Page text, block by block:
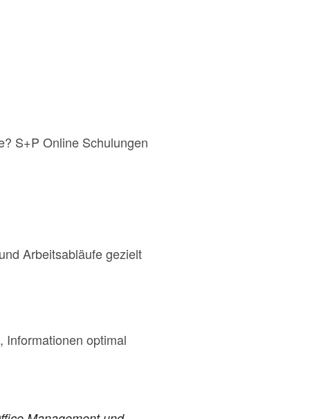
S+P Online Schulungen
Arbeitsabläufe gezielt
Informationen optimal